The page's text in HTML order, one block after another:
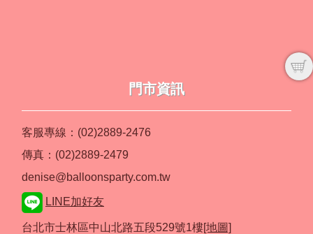
門市資訊
客服專線：(02)2889-2476
傳真：(02)2889-2479
denise@balloonsparty.com.tw
LINE加好友
台北市士林區中山北路五段529號1樓[地圖]